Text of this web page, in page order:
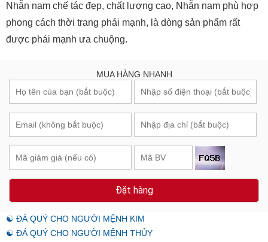
Nhẫn nam chế tác đẹp, chất lượng cao, Nhẫn nam phù hợp
phong cách thời trang phái mạnh, là dòng sản phẩm rất
được phái mạnh ưa chuộng.
MUA HÀNG NHANH
Đặt hàng
☯ ĐÁ QUÝ CHO NGƯỜI MỆNH KIM
☯ ĐÁ QUÝ CHO NGƯỜI MỆNH THỦY